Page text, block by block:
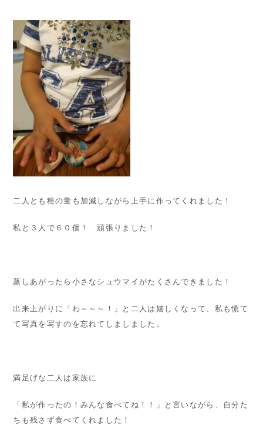
二人とも種の量も加減しながら上手に作ってくれました！
私と３人で６０個！ 頑張りました！
蒸しあがったら小さなシュウマイがたくさんできました！
出来上がりに「わ～～～！」と二人は嬉しくなって、私も慌て
て写真を写すのを忘れてしましました。
満足げな二人は家族に
「私が作ったの！みんな食べてね！！」と言いながら、自分た
ちも残さず食べてくれました！